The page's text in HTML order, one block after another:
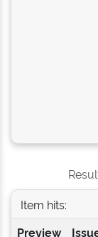
Item hits:
Preview